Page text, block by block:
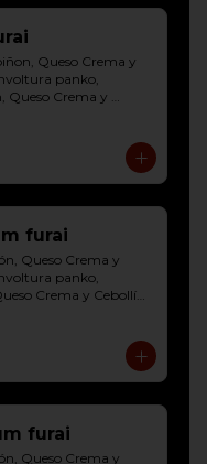
Queso Crema y
panko,
Queso Crema y
furai
Queso Crema y
panko,
Crema y Cebollín
panko,
Queso Crema y
panko,
Crema y Cebollín
Queso Crema y
panko,
furai
Queso Crema y